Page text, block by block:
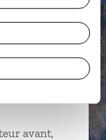
au plus
nos studios
avant,